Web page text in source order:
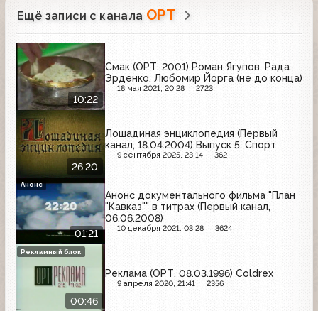
Ещё записи с канала ОРТ
10:22
Смак (ОРТ, 2001) Роман Ягупов, Рада
Эрденко, Любомир Йорга (не до конца)
18 мая 2021, 20:28 2723
26:20
Лошадиная энциклопедия (Первый
канал, 18.04.2004) Выпуск 5. Спорт
9 сентября 2025, 23:14 362
01:21
Анонс документального фильма "План
"Кавказ"" в титрах (Первый канал,
06.06.2008)
10 декабря 2021, 03:28 3624
Анонс
00:46
Реклама (ОРТ, 08.03.1996) Coldrex
9 апреля 2020, 21:41 2356
Рекламный блок